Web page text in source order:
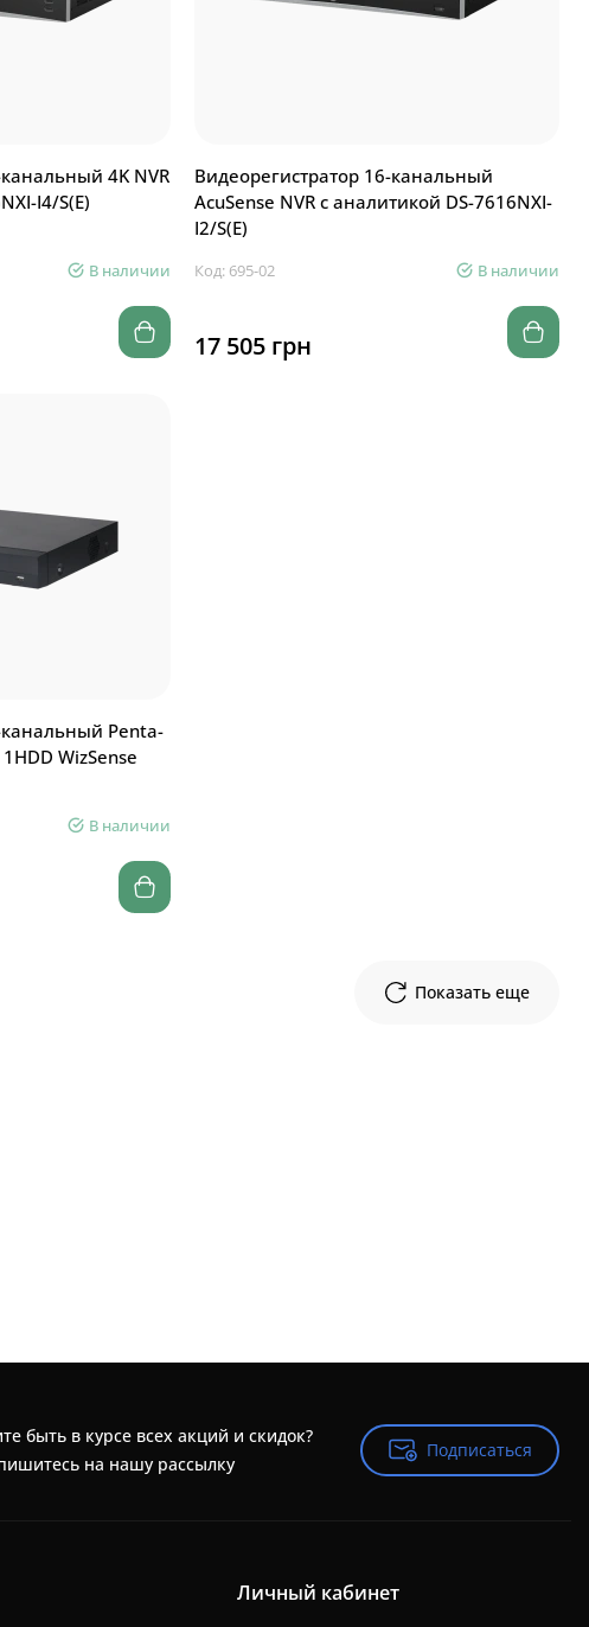
4K NVR
I4/S(E)
В наличии
Видеорегистратор 16-канальный
AcuSense NVR с аналитикой DS-7616NXI-
I2/S(E)
Код: 695-02 В наличии
17 505 грн
Penta-
WizSense
В наличии
Показать еще
быть в курсе всех акций и скидок?
на нашу рассылку
Подписаться
Подписаться
Личный кабинет